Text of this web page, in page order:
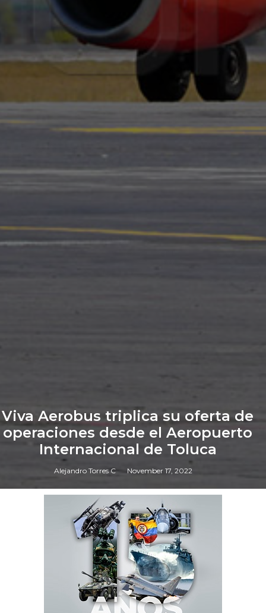
Viva Aerobus triplica su oferta de
operaciones desde el Aeropuerto
Internacional de Toluca
Alejandro Torres C November 17, 2022